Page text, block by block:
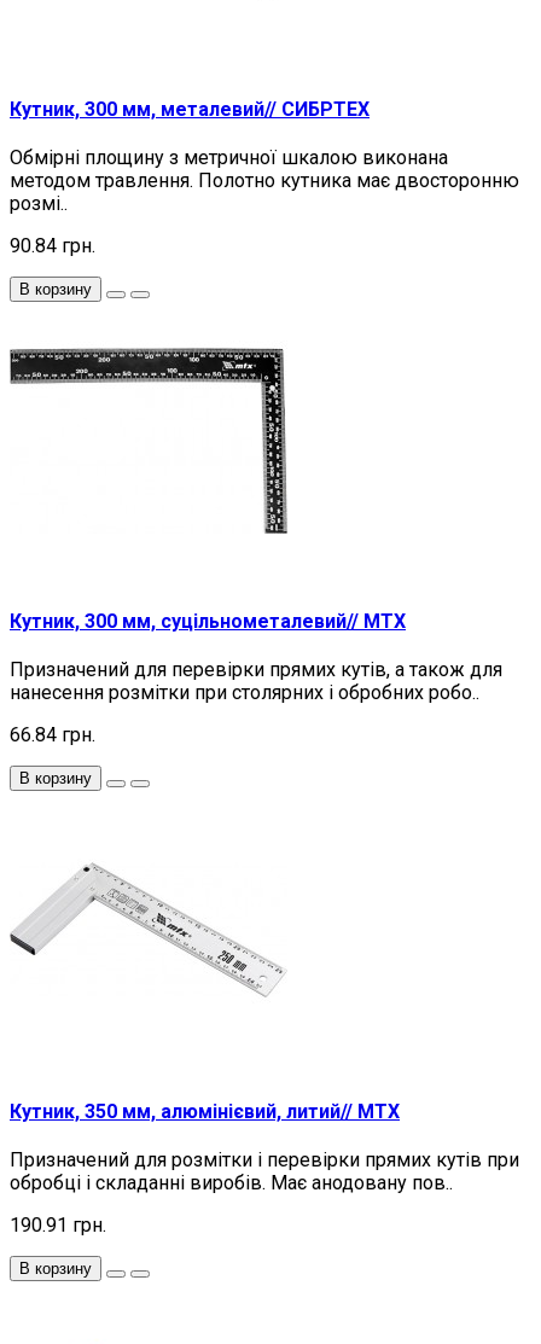
Кутник, 300 мм, металевий// СИБРТЕХ
Обмірні площину з метричної шкалою виконана
методом травлення. Полотно кутника має двосторонню
розмі..
90.84 грн.
В корзину
Кутник, 300 мм, суцільнометалевий// MTX
Призначений для перевірки прямих кутів, а також для
нанесення розмітки при столярних і обробних робо..
66.84 грн.
В корзину
Кутник, 350 мм, алюмінієвий, литий// MTX
Призначений для розмітки і перевірки прямих кутів при
обробці і складанні виробів. Має анодовану пов..
190.91 грн.
В корзину